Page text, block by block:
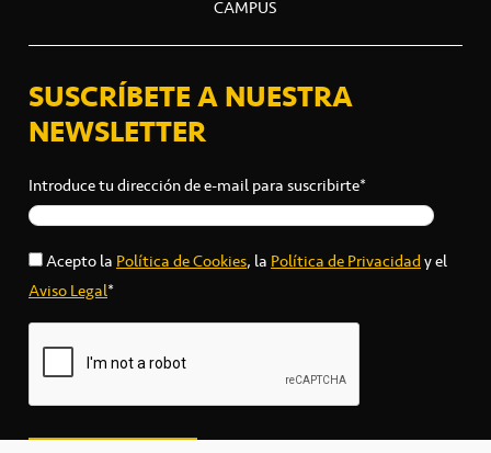
CAMPUS
SUSCRÍBETE A NUESTRA
NEWSLETTER
Introduce tu dirección de e-mail para suscribirte*
Acepto laPolítica de Cookies, laPolítica de Privacidady el
Aviso Legal*